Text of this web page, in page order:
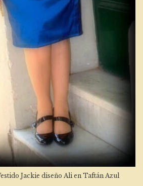
Jackie diseño Ali en Taftán Azul